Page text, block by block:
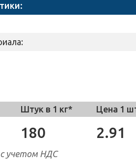
Штук в 1 кг* Цена 1
180 2.91
учетом НДС